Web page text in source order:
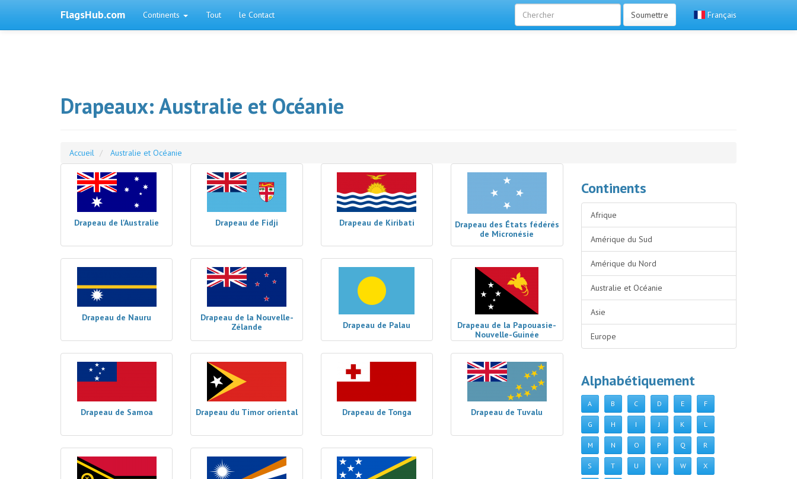
FlagsHub.com Continents Tout le Contact Français
Soumettre
Drapeaux: Australie et Océanie
Accueil Australie et Océanie
Drapeau de l'Australie Drapeau de Fidji Drapeau de Kiribati
Drapeau des États fédérés
de Micronésie
Drapeau de Nauru
Drapeau de la Nouvelle-
Zélande
Drapeau de Palau
Drapeau de la Papouasie-
Nouvelle-Guinée
Drapeau de Samoa Drapeau du Timor oriental Drapeau de Tonga Drapeau de Tuvalu
Continents
Afrique
Amérique du Sud
Amérique du Nord
Australie et Océanie
Asie
Europe
Alphabétiquement
A B C D E F
G H I J K L
M N O P Q R
S T U V W X